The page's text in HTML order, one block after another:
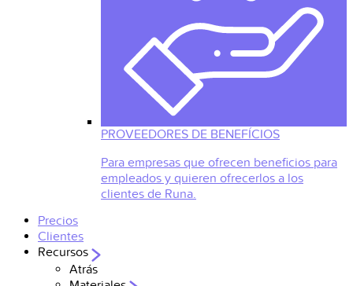
PROVEEDORES DE BENEFÍCIOS
Para empresas que ofrecen beneficios para
empleados y quieren ofrecerlos a los
clientes de Runa.
Precios
Clientes
Recursos
Atrás